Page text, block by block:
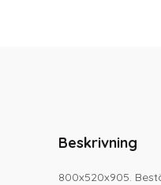
Beskrivning
800x520x905.